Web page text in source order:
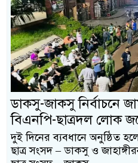
ডাকসু-জাকসু নির্বাচনে
বিএনপি-ছাত্রদল লোক
দুই দিনের ব্যবধানে অনুষ্ঠিত
ছাত্র সংসদ – ডাকসু ও